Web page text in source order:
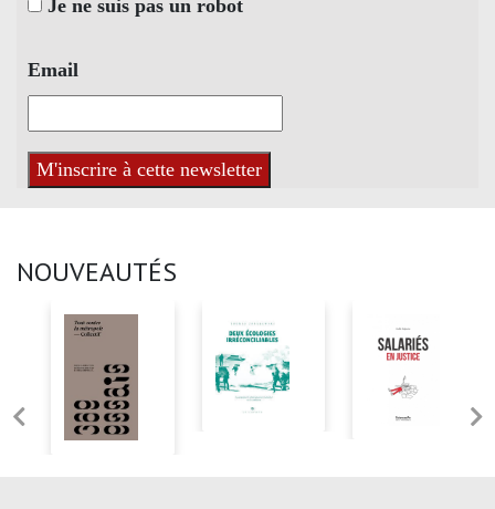
Je ne suis pas un robot
Email
NOUVEAUTÉS